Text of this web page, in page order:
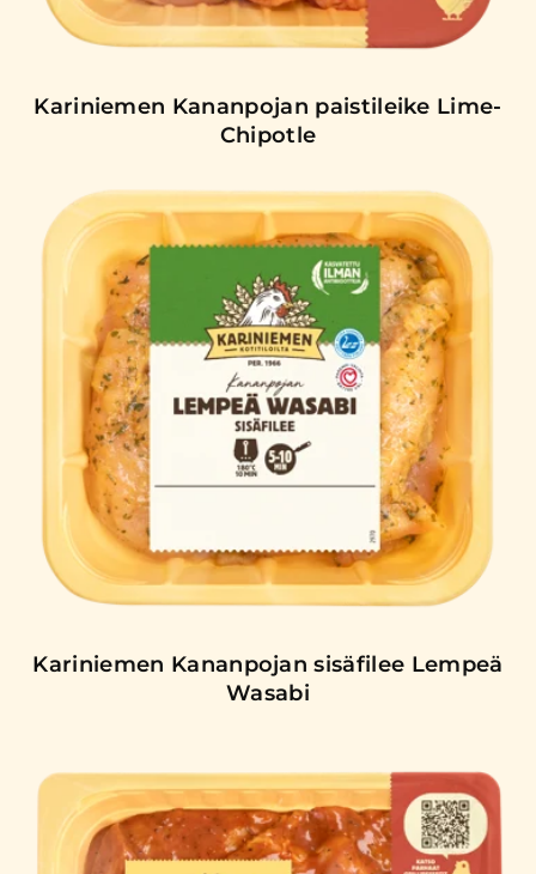
Kariniemen Kananpojan paistileike Lime-
Chipotle
Kariniemen Kananpojan sisäfilee Lempeä
Wasabi